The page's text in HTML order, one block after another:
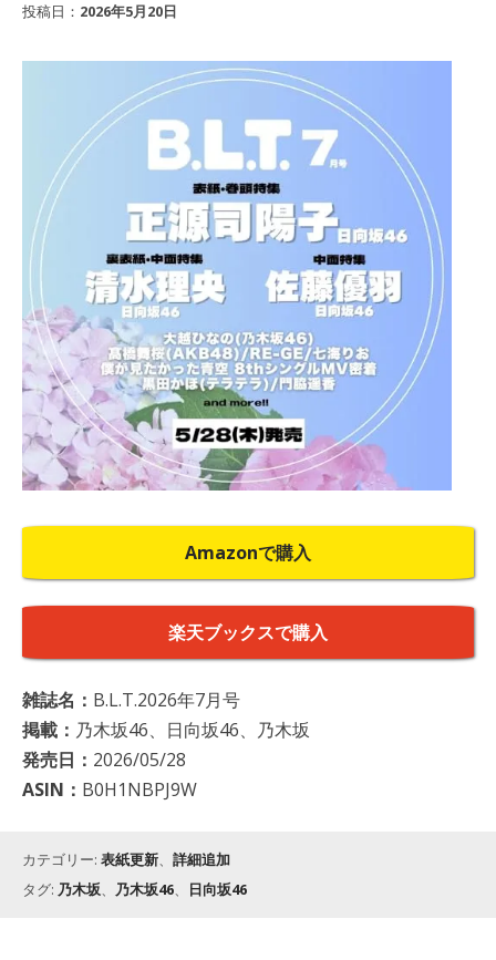
投稿日： 2026年5月20日
Amazonで購入
楽天ブックスで購入
雑誌名： B.L.T.2026年7月号
掲載： 乃木坂46、日向坂46、乃木坂
発売日： 2026/05/28
ASIN： B0H1NBPJ9W
カテゴリー: 表紙更新、 詳細追加
タグ: 乃木坂、 乃木坂46、 日向坂46